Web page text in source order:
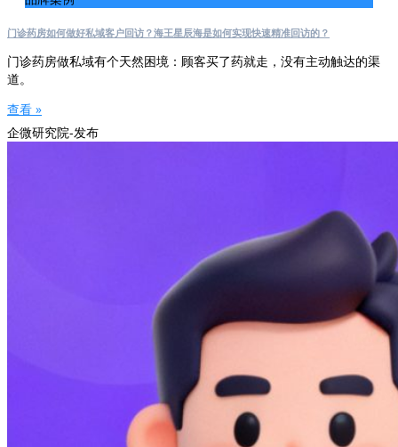
门诊药房如何做好私域客户回访？海王星辰海是如何实现快速精准回访的？
门诊药房做私域有个天然困境：顾客买了药就走，没有主动触达的渠
道。
查看 »
企微研究院-发布